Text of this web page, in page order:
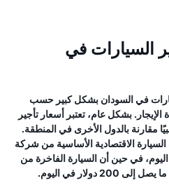
السيارات في
في السودان بشكل كبير حسب
بشكل عام، تعتبر أسعار تأجير
مقارنة بالدول الأخرى في المنطقة.
الاقتصادية الأساسية من شركة
50 دولارًا في اليوم، في حين أن السيارة الفاخرة من
في اليوم.